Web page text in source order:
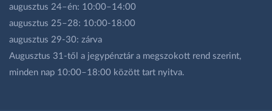
augusztus 24–én: 10:00–14:00
augusztus 25–28: 10:00-18:00
augusztus 29-30: zárva
Augusztus 31-től a jegypénztár a megszokott rend szerint,
minden nap 10:00–18:00 között tart nyitva.